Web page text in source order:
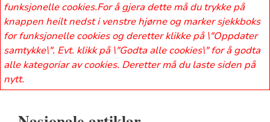
funksjonelle cookies.For å gjera dette må du trykke på
knappen heilt nedst i venstre hjørne og marker sjekkboks
for funksjonelle cookies og deretter klikke på \"Oppdater
samtykke\". Evt. klikk på \"Godta alle cookies\" for å godta
alle kategoriar av cookies. Deretter må du laste siden på
nytt.